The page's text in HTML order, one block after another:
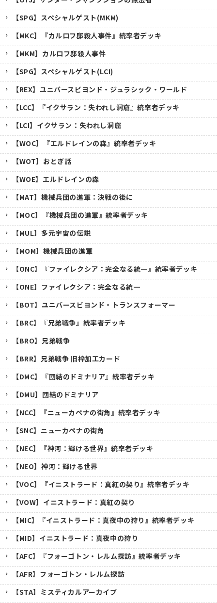
【SPG】スペシャルゲスト(MKM)
【MKC】『カルロフ邸殺人事件』統率者デッキ
【MKM】カルロフ邸殺人事件
【SPG】スペシャルゲスト(LCI)
【REX】ユニバースビヨンド・ジュラシック・ワールド
【LCC】『イクサラン：失われし洞窟』統率者デッキ
【LCI】イクサラン：失われし洞窟
【WOC】『エルドレインの森』統率者デッキ
【WOT】おとぎ話
【WOE】エルドレインの森
【MAT】機械兵団の進軍：決戦の後に
【MOC】『機械兵団の進軍』統率者デッキ
【MUL】多元宇宙の伝説
【MOM】機械兵団の進軍
【ONC】『ファイレクシア：完全なる統一』統率者デッキ
【ONE】ファイレクシア：完全なる統一
【BOT】ユニバースビヨンド・トランスフォーマー
【BRC】『兄弟戦争』統率者デッキ
【BRO】兄弟戦争
【BRR】兄弟戦争 旧枠加工カード
【DMC】『団結のドミナリア』統率者デッキ
【DMU】団結のドミナリア
【NCC】『ニューカペナの街角』統率者デッキ
【SNC】ニューカペナの街角
【NEC】『神河：輝ける世界』統率者デッキ
【NEO】神河：輝ける世界
【VOC】『イニストラード：真紅の契り』統率者デッキ
【VOW】イニストラード：真紅の契り
【MIC】『イニストラード：真夜中の狩り』統率者デッキ
【MID】イニストラード：真夜中の狩り
【AFC】『フォーゴトン・レルム探訪』統率者デッキ
【AFR】フォーゴトン・レルム探訪
【STA】ミスティカルアーカイブ